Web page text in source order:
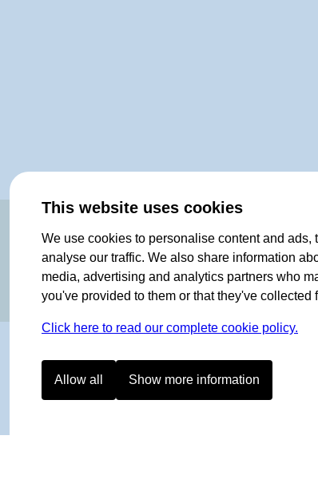
This website uses cookies
We use cookies to personalise content and
analyse our traffic. We also share information
media, advertising and analytics partners who
you've provided to them or that they've collected
Click here to read our complete cookie policy.
Allow all Show more information